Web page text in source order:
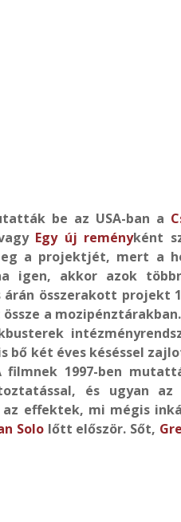
be az USA-ban a
Egy új reményként
a projektjét, mert a
igen, akkor azok
árán összerakott projekt
a
bő két éves késéssel
1997-ben
és ugyan az
effektek, mi mégis
Sololőtt először. Sőt,